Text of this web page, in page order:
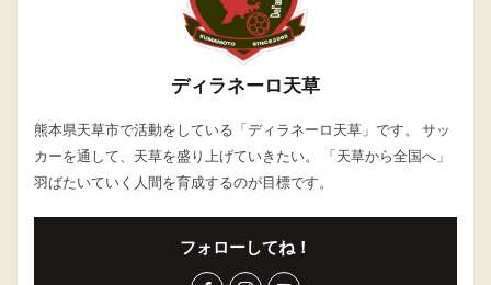
ディラネーロ天草
熊本県天草市で活動をしている「ディラネーロ天草」です。 サッ
カーを通して、天草を盛り上げていきたい。 「天草から全国へ」
羽ばたいていく人間を育成するのが目標です。
フォローしてね！